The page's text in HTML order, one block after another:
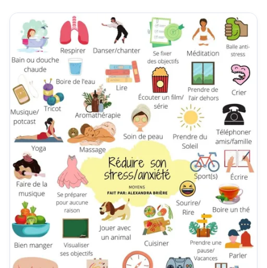
À propos
Comment participer au blog
Auteurs
Contactez-nous